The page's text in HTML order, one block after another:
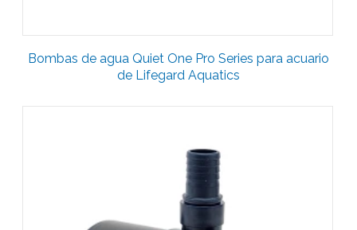
Bombas de agua Quiet One Pro Series para acuario
de Lifegard Aquatics